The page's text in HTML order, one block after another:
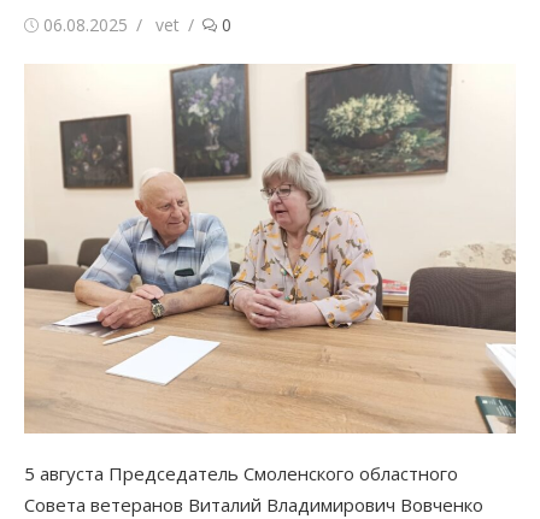
Опубликовано
06.08.2025 Автор
vet 0
5 августа Председатель Смоленского областного
Совета ветеранов Виталий Владимирович Вовченко